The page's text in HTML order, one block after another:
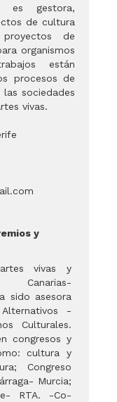
es gestora,
de cultura
de
organismos
están
procesos de
sociedades
vivas.
y
vivas y
sido asesora
-
Culturales.
congresos y
cultura y
Congreso
Murcia;
RTA. -Co-